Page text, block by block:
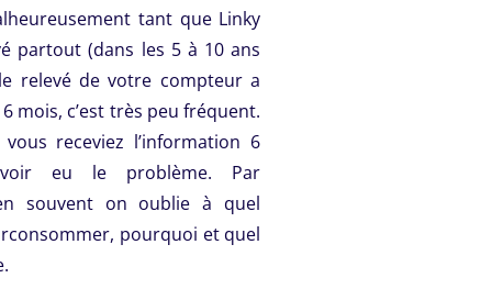
tant que Linky
partout (dans les 5 à 10 ans
relevé de votre compteur a
mois, c’est très peu fréquent.
vous receviez l’information 6
eu le problème. Par
souvent on oublie à quel
pourquoi et quel